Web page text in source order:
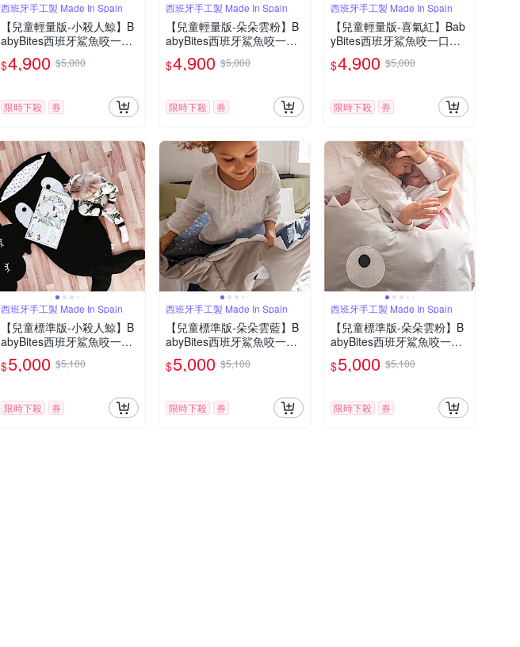
西班牙手工製 Made In Spain
【兒童輕量版-小殺人鯨】B
abyBites西班牙鯊魚咬一口
多功能睡袋
$4,900 $5,000
限時下殺 券
西班牙手工製 Made In Spain
【兒童輕量版-朵朵雲粉】B
abyBites西班牙鯊魚咬一口
多功能睡袋
$4,900 $5,000
限時下殺 券
西班牙手工製 Made In Spain
【兒童輕量版-喜氣紅】Bab
yBites西班牙鯊魚咬一口多
功能睡袋
$4,900 $5,000
限時下殺 券
西班牙手工製 Made In Spain
【兒童標準版-小殺人鯨】B
abyBites西班牙鯊魚咬一口
多功能睡袋
$5,000 $5,100
限時下殺 券
西班牙手工製 Made In Spain
【兒童標準版-朵朵雲藍】B
abyBites西班牙鯊魚咬一口
多功能睡袋
$5,000 $5,100
限時下殺 券
西班牙手工製 Made In Spain
【兒童標準版-朵朵雲粉】B
abyBites西班牙鯊魚咬一口
多功能睡袋
$5,000 $5,100
限時下殺 券